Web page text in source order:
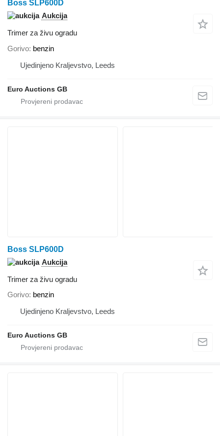
Boss SLP600D
Aukcija
Trimer za živu ogradu
Gorivo benzin
Ujedinjeno Kraljevstvo, Leeds
Euro Auctions GB
Boss SLP600D
Aukcija
Trimer za živu ogradu
Gorivo benzin
Ujedinjeno Kraljevstvo, Leeds
Euro Auctions GB